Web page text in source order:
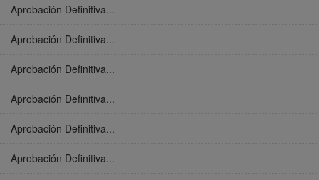
Aprobación Definitiva...
Aprobación Definitiva...
Aprobación Definitiva...
Aprobación Definitiva...
Aprobación Definitiva...
Aprobación Definitiva...